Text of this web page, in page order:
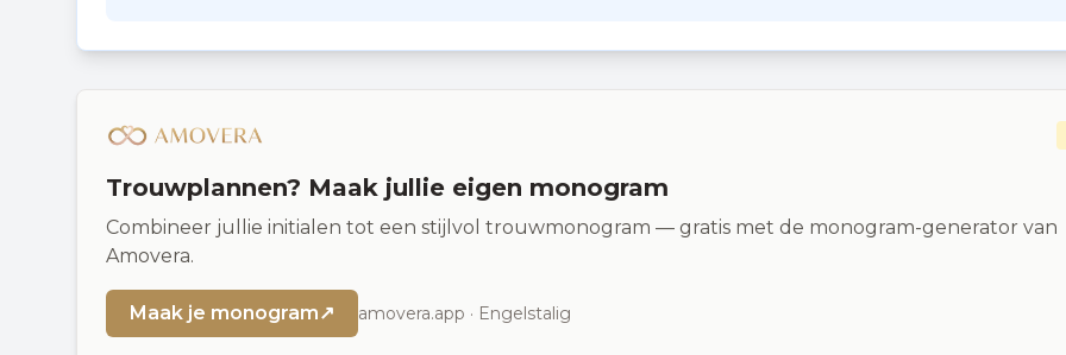
Trouwplannen? Maak jullie eigen monogram
Combineer jullie initialen tot een stijlvol trouwmonogram — gratis met de monogram-generator van
Amovera.
Maak je monogram↗ amovera.app · Engelstalig